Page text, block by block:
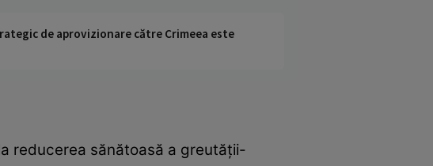
de aprovizionare către Crimeea este
reducerea sănătoasă a greutăţii-